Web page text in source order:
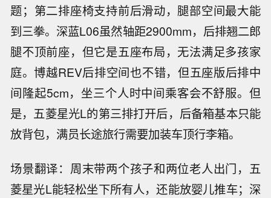
题；第二排座椅支持前后滑动，腿部空间最大能
到三拳。深蓝L06虽然轴距2900mm，后排翘二郎
腿不顶前座，但它是五座布局，无法满足多孩家
庭。博越REV后排空间也不错，但五座版后排中
间隆起5cm，坐三个人时中间乘客会不舒服。但
是，五菱星光L的第三排打开后，后备箱基本只能
放背包，满员长途旅行需要加装车顶行李箱。
场景翻译：周末带两个孩子和两位老人出门，五
菱星光L能轻松坐下所有人，还能放婴儿推车；深